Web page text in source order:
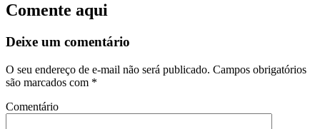
Comente aqui
Deixe um comentário
O seu endereço de e-mail não será publicado. Campos obrigatórios
são marcados com *
Comentário